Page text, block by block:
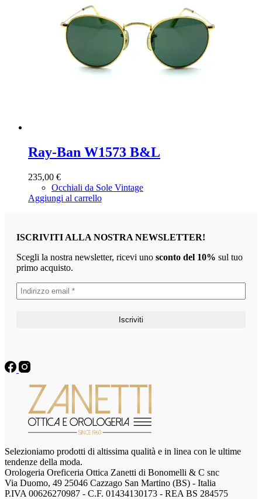
Ray-Ban W1573 B&L
235,00 €
Occhiali da Sole Vintage
Aggiungi al carrello
ISCRIVITI ALLA NOSTRA NEWSLETTER!
Scegli la nostra newsletter, ricevi uno sconto del 10% sul tuo
primo acquisto.
Selezioniamo prodotti di altissima qualità e in linea con le ultime
tendenze della moda.
Orologeria Oreficeria Ottica Zanetti di Bonomelli & C snc
Via Duomo, 49 25046 Cazzago San Martino (BS) - Italia
P.IVA 00626270987 - C.F. 01434130173 - REA BS 284575